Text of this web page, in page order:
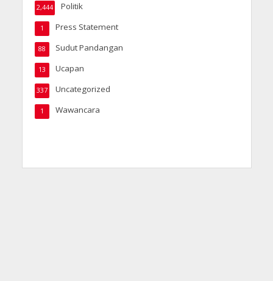
Politik
2,444
Press Statement
1
Sudut Pandangan
88
Ucapan
13
Uncategorized
337
Wawancara
1